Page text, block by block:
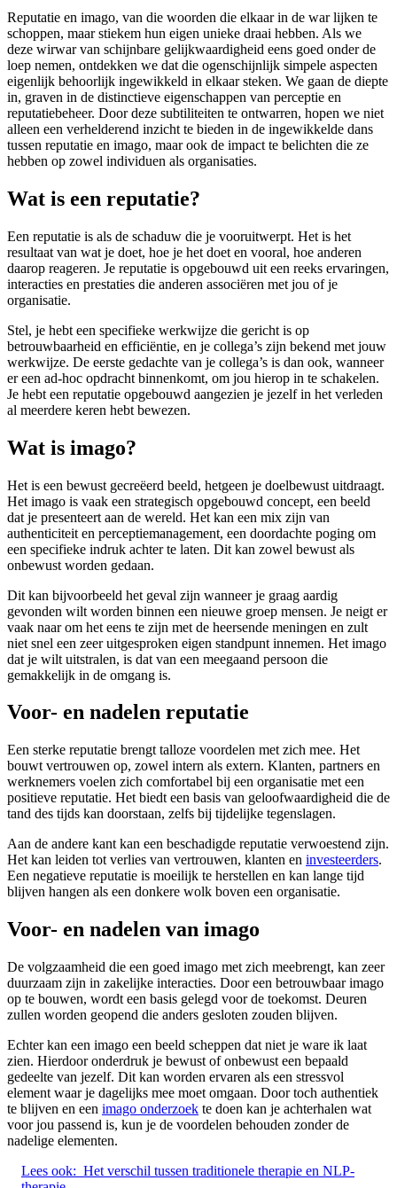
Reputatie en imago, van die woorden die elkaar in de war lijken te
schoppen, maar stiekem hun eigen unieke draai hebben. Als we
deze wirwar van schijnbare gelijkwaardigheid eens goed onder de
loep nemen, ontdekken we dat die ogenschijnlijk simpele aspecten
eigenlijk behoorlijk ingewikkeld in elkaar steken. We gaan de diepte
in, graven in de distinctieve eigenschappen van perceptie en
reputatiebeheer. Door deze subtiliteiten te ontwarren, hopen we niet
alleen een verhelderend inzicht te bieden in de ingewikkelde dans
tussen reputatie en imago, maar ook de impact te belichten die ze
hebben op zowel individuen als organisaties.
Wat is een reputatie?
Een reputatie is als de schaduw die je vooruitwerpt. Het is het
resultaat van wat je doet, hoe je het doet en vooral, hoe anderen
daarop reageren. Je reputatie is opgebouwd uit een reeks ervaringen,
interacties en prestaties die anderen associëren met jou of je
organisatie.
Stel, je hebt een specifieke werkwijze die gericht is op
betrouwbaarheid en efficiëntie, en je collega’s zijn bekend met jouw
werkwijze. De eerste gedachte van je collega’s is dan ook, wanneer
er een ad-hoc opdracht binnenkomt, om jou hierop in te schakelen.
Je hebt een reputatie opgebouwd aangezien je jezelf in het verleden
al meerdere keren hebt bewezen.
Wat is imago?
Het is een bewust gecreëerd beeld, hetgeen je doelbewust uitdraagt.
Het imago is vaak een strategisch opgebouwd concept, een beeld
dat je presenteert aan de wereld. Het kan een mix zijn van
authenticiteit en perceptiemanagement, een doordachte poging om
een specifieke indruk achter te laten. Dit kan zowel bewust als
onbewust worden gedaan.
Dit kan bijvoorbeeld het geval zijn wanneer je graag aardig
gevonden wilt worden binnen een nieuwe groep mensen. Je neigt er
vaak naar om het eens te zijn met de heersende meningen en zult
niet snel een zeer uitgesproken eigen standpunt innemen. Het imago
dat je wilt uitstralen, is dat van een meegaand persoon die
gemakkelijk in de omgang is.
Voor- en nadelen reputatie
Een sterke reputatie brengt talloze voordelen met zich mee. Het
bouwt vertrouwen op, zowel intern als extern. Klanten, partners en
werknemers voelen zich comfortabel bij een organisatie met een
positieve reputatie. Het biedt een basis van geloofwaardigheid die de
tand des tijds kan doorstaan, zelfs bij tijdelijke tegenslagen.
Aan de andere kant kan een beschadigde reputatie verwoestend zijn.
Het kan leiden tot verlies van vertrouwen, klanten en investeerders.
Een negatieve reputatie is moeilijk te herstellen en kan lange tijd
blijven hangen als een donkere wolk boven een organisatie.
Voor- en nadelen van imago
De volgzaamheid die een goed imago met zich meebrengt, kan zeer
duurzaam zijn in zakelijke interacties. Door een betrouwbaar imago
op te bouwen, wordt een basis gelegd voor de toekomst. Deuren
zullen worden geopend die anders gesloten zouden blijven.
Echter kan een imago een beeld scheppen dat niet je ware ik laat
zien. Hierdoor onderdruk je bewust of onbewust een bepaald
gedeelte van jezelf. Dit kan worden ervaren als een stressvol
element waar je dagelijks mee moet omgaan. Door toch authentiek
te blijven en een imago onderzoek te doen kan je achterhalen wat
voor jou passend is, kun je de voordelen behouden zonder de
nadelige elementen.
Lees ook: Het verschil tussen traditionele therapie en NLP-